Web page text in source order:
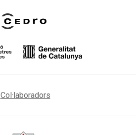
Col·laboradors